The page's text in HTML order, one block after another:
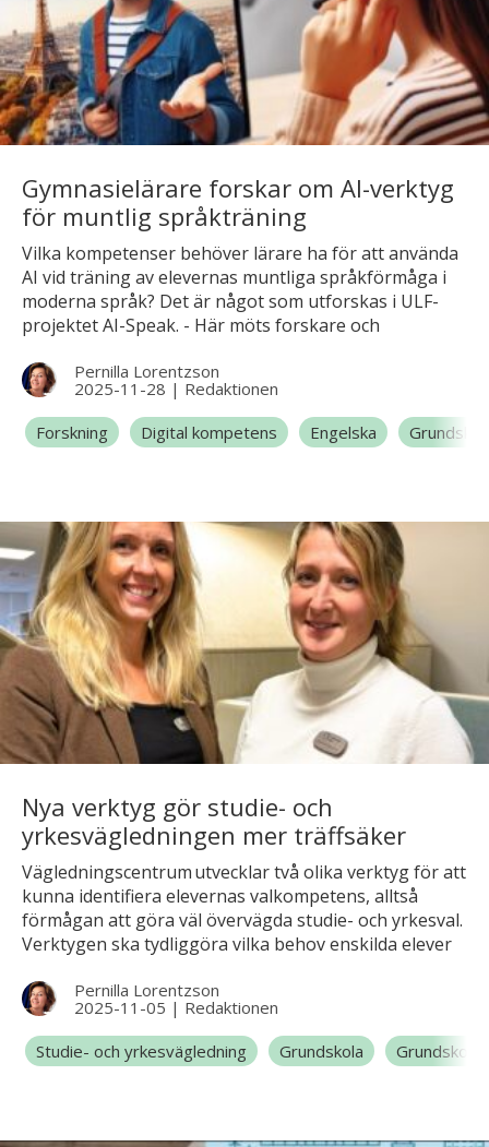
Gymnasielärare forskar om AI-verktyg
för muntlig språkträning
Vilka kompetenser behöver lärare ha för att använda
AI vid träning av elevernas muntliga språkförmåga i
moderna språk? Det är något som utforskas i ULF-
projektet AI-Speak. - Här möts forskare och
konversations-AI kan användas för att stärka elevers
mod att tala på målspråket och samtidigt
dokumentera deras aktivitet och prestationer. Syftet
är både att underlätta återkopplingen till eleverna och
Stad.
Pernilla Lorentzson
2025-11-28 | Redaktionen
Forskning
Digital kompetens Engelska
Nya verktyg gör studie- och
yrkesvägledningen mer träffsäker
Vägledningscentrum utvecklar två olika verktyg för att
kunna identifiera elevernas valkompetens, alltså
förmågan att göra väl övervägda studie- och yrkesval.
Verktygen ska tydliggöra vilka behov enskilda elever
hoppas vi kunna möta elevernas behov ännu bättre
för att stärka deras valkompetens, säger Anna Jolsby,
enhetschef på Vägledningscentrum.
Pernilla Lorentzson
2025-11-05 | Redaktionen
Studie- och yrkesvägledning
Grundskola Grundskola